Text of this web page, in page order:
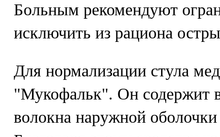
Больным рекомендуют
исключить из рациона
Для нормализации стула
"Мукофальк". Он содержит
волокна наружной